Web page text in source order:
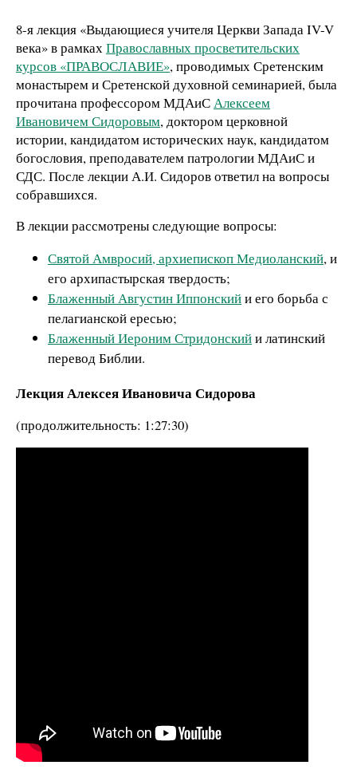
8-я лекция «Выдающиеся учителя Церкви Запада IV-V
века» в рамках Православных просветительских
курсов «ПРАВОСЛАВИЕ», проводимых Сретенским
монастырем и Сретенской духовной семинарией, была
прочитана профессором МДАиС Алексеем
Ивановичем Сидоровым, доктором церковной
истории, кандидатом исторических наук, кандидатом
богословия, преподавателем патрологии МДАиС и
СДС. После лекции А.И. Сидоров ответил на вопросы
собравшихся.
В лекции рассмотрены следующие вопросы:
Святой Амвросий, архиепископ Медиоланский, и
его архипастырская твердость;
Блаженный Августин Иппонскийи его борьба с
пелагианской ересью;
Блаженный Иероним Стридонскийи латинский
перевод Библии.
Лекция Алексея Ивановича Сидорова
(продолжительность: 1:27:30)